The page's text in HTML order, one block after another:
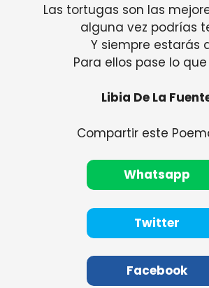
Las tortugas son las
alguna vez podrías
Y siempre estarás
Para ellos pase lo
Libia De La
Compartir este
Whatsapp
Twitter
Facebook